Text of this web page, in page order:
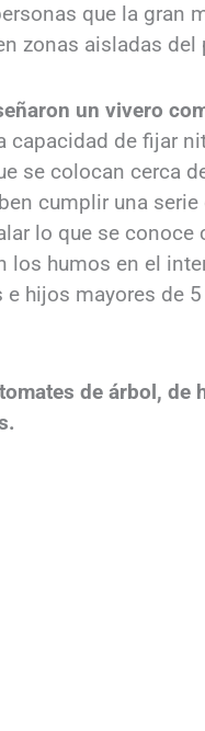
que la gran
zonas aisladas del
un vivero
capacidad de fijar
se colocan cerca
cumplir una serie
lo que se conoce
los humos en el
hijos mayores de
de árbol, de